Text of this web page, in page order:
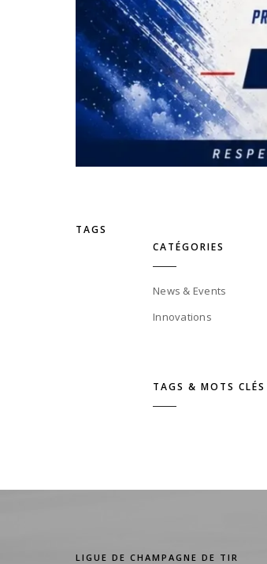
TAGS
CATÉGORIES
News & Events
Innovations
TAGS & MOTS CLÉS
LIGUE DE CHAMPAGNE DE TIR